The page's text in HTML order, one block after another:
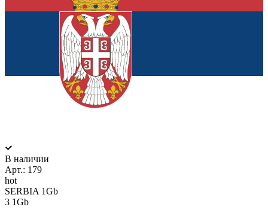
В наличии
Арт.: 179
hot
SERBIA 1Gb
3 1Gb